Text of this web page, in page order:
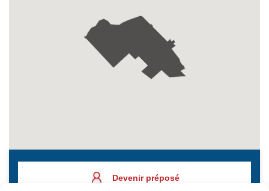
Devenir préposé